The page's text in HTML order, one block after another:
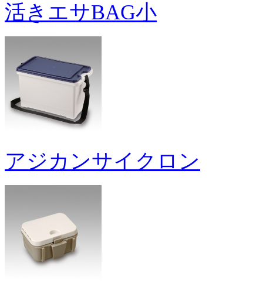
活きエサBAG小
アジカンサイクロン